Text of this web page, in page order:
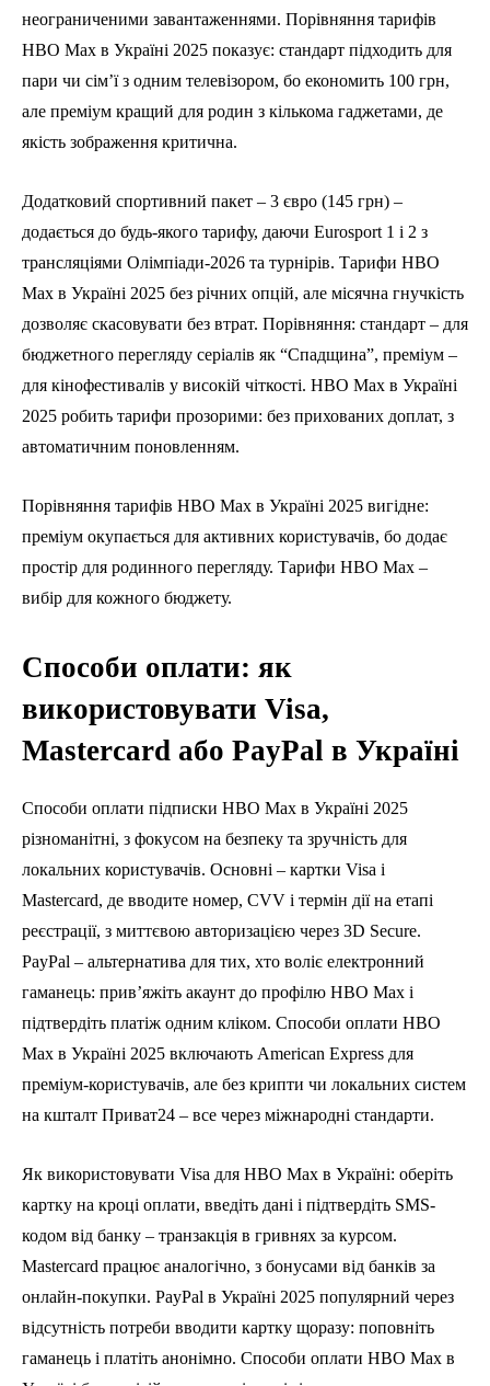
неограниченими завантаженнями. Порівняння тарифів
HBO Max в Україні 2025 показує: стандарт підходить для
пари чи сім’ї з одним телевізором, бо економить 100 грн,
але преміум кращий для родин з кількома гаджетами, де
якість зображення критична.
Додатковий спортивний пакет – 3 євро (145 грн) –
додається до будь-якого тарифу, даючи Eurosport 1 і 2 з
трансляціями Олімпіади-2026 та турнірів. Тарифи HBO
Max в Україні 2025 без річних опцій, але місячна гнучкість
дозволяє скасовувати без втрат. Порівняння: стандарт – для
бюджетного перегляду серіалів як “Спадщина”, преміум –
для кінофестивалів у високій чіткості. HBO Max в Україні
2025 робить тарифи прозорими: без прихованих доплат, з
автоматичним поновленням.
Порівняння тарифів HBO Max в Україні 2025 вигідне:
преміум окупається для активних користувачів, бо додає
простір для родинного перегляду. Тарифи HBO Max –
вибір для кожного бюджету.
Способи оплати: як
використовувати Visa,
Mastercard або PayPal в Україні
Способи оплати підписки HBO Max в Україні 2025
різноманітні, з фокусом на безпеку та зручність для
локальних користувачів. Основні – картки Visa і
Mastercard, де вводите номер, CVV і термін дії на етапі
реєстрації, з миттєвою авторизацією через 3D Secure.
PayPal – альтернатива для тих, хто воліє електронний
гаманець: прив’яжіть акаунт до профілю HBO Max і
підтвердіть платіж одним кліком. Способи оплати HBO
Max в Україні 2025 включають American Express для
преміум-користувачів, але без крипти чи локальних систем
на кшталт Приват24 – все через міжнародні стандарти.
Як використовувати Visa для HBO Max в Україні: оберіть
картку на кроці оплати, введіть дані і підтвердіть SMS-
кодом від банку – транзакція в гривнях за курсом.
Mastercard працює аналогічно, з бонусами від банків за
онлайн-покупки. PayPal в Україні 2025 популярний через
відсутність потреби вводити картку щоразу: поповніть
гаманець і платіть анонімно. Способи оплати HBO Max в